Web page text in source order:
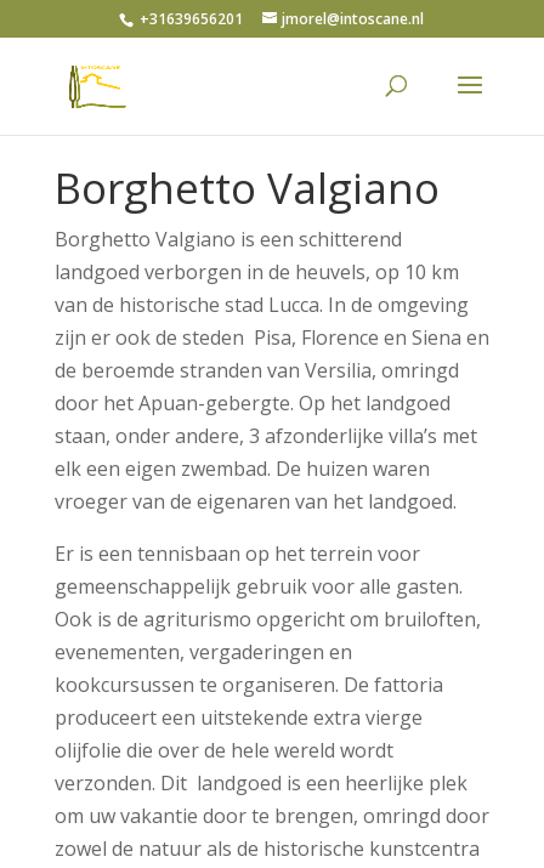
+31639656201 jmorel@intoscane.nl
Borghetto Valgiano
Borghetto Valgiano is een schitterend
landgoed verborgen in de heuvels, op 10 km
van de historische stad Lucca. In de omgeving
zijn er ook de steden Pisa, Florence en Siena en
de beroemde stranden van Versilia, omringd
door het Apuan-gebergte. Op het landgoed
staan, onder andere, 3 afzonderlijke villa’s met
elk een eigen zwembad. De huizen waren
vroeger van de eigenaren van het landgoed.
Er is een tennisbaan op het terrein voor
gemeenschappelijk gebruik voor alle gasten.
Ook is de agriturismo opgericht om bruiloften,
evenementen, vergaderingen en
kookcursussen te organiseren. De fattoria
produceert een uitstekende extra vierge
olijfolie die over de hele wereld wordt
verzonden. Dit landgoed is een heerlijke plek
om uw vakantie door te brengen, omringd door
zowel de natuur als de historische kunstcentra